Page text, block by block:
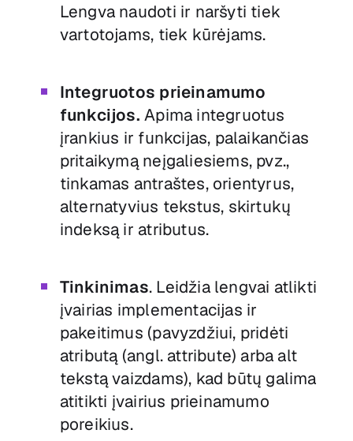
Lengva naudoti ir naršyti tiek
vartotojams, tiek kūrėjams.
Integruotos prieinamumo
funkcijos.Apima integruotus
įrankius ir funkcijas, palaikančias
pritaikymą neįgaliesiems, pvz.,
tinkamas antraštes, orientyrus,
alternatyvius tekstus, skirtukų
indeksą ir atributus.
Tinkinimas. Leidžia lengvai atlikti
įvairias implementacijas ir
pakeitimus (pavyzdžiui, pridėti
atributą (angl. attribute) arba alt
tekstą vaizdams), kad būtų galima
atitikti įvairius prieinamumo
poreikius.